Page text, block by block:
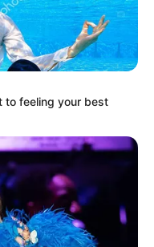
to feeling your best